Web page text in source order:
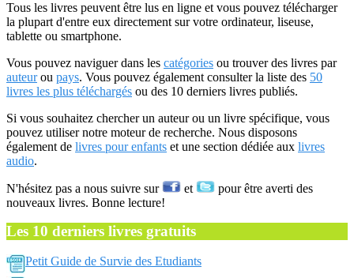
Tous les livres peuvent être lus en ligne et vous pouvez télécharger
la plupart d'entre eux directement sur votre ordinateur, liseuse,
tablette ou smartphone.
Vous pouvez naviguer dans les catégories ou trouver des livres par
auteurou pays. Vous pouvez également consulter la liste des 50
livres les plus téléchargés ou des 10 derniers livres publiés.
Si vous souhaitez chercher un auteur ou un livre spécifique, vous
pouvez utiliser notre moteur de recherche. Nous disposons
également de livres pour enfants et une section dédiée aux livres
audio.
N'hésitez pas a nous suivre sur et
pour être averti des
nouveaux livres. Bonne lecture!
Les 10 derniers livres gratuits
Petit Guide de Survie des Etudiants